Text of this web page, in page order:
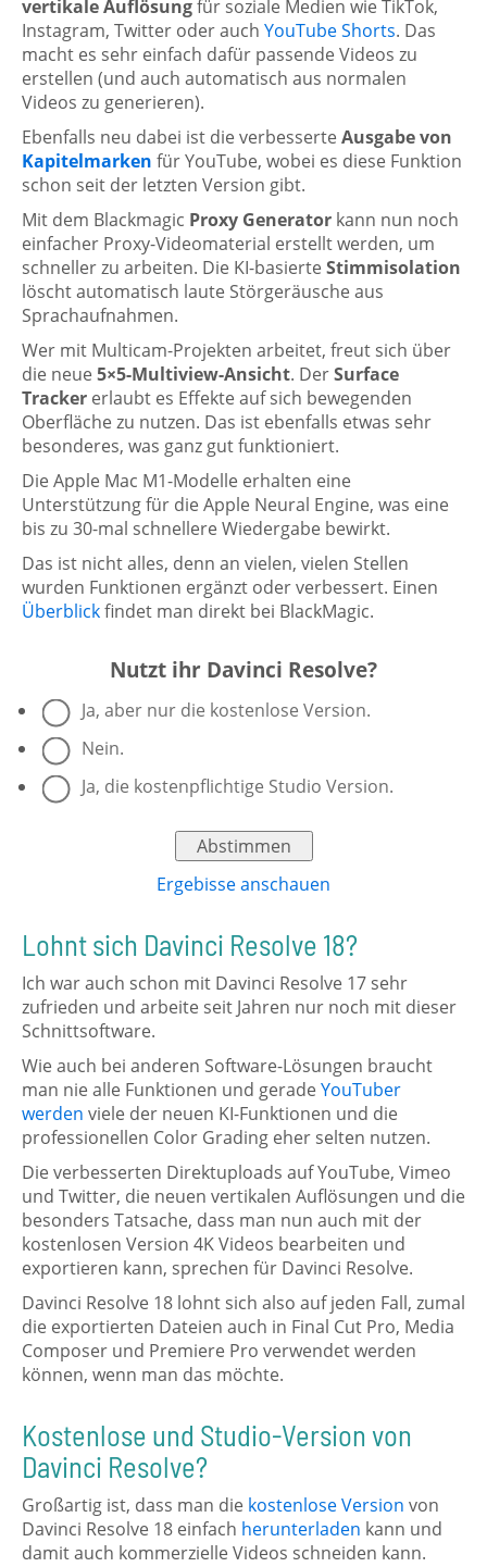
vertikale Auflösungfür soziale Medien wie TikTok,
Instagram, Twitter oder auch YouTube Shorts. Das
macht es sehr einfach dafür passende Videos zu
erstellen (und auch automatisch aus normalen
Videos zu generieren).
Ebenfalls neu dabei ist die verbesserte Ausgabe von
Kapitelmarken für YouTube, wobei es diese Funktion
schon seit der letzten Version gibt.
Mit dem Blackmagic Proxy Generator kann nun noch
einfacher Proxy-Videomaterial erstellt werden, um
schneller zu arbeiten. Die KI-basierte Stimmisolation
löscht automatisch laute Störgeräusche aus
Sprachaufnahmen.
Wer mit Multicam-Projekten arbeitet, freut sich über
die neue 5×5-Multiview-Ansicht. DerSurface
Tracker erlaubt es Effekte auf sich bewegenden
Oberfläche zu nutzen. Das ist ebenfalls etwas sehr
besonderes, was ganz gut funktioniert.
Die Apple Mac M1-Modelle erhalten eine
Unterstützung für die Apple Neural Engine, was eine
bis zu 30-mal schnellere Wiedergabe bewirkt.
Das ist nicht alles, denn an vielen, vielen Stellen
wurden Funktionen ergänzt oder verbessert. Einen
Überblickfindet man direkt bei BlackMagic.
Nutzt ihr Davinci Resolve?
Ja, aber nur die kostenlose Version.
Nein.
Ja, die kostenpflichtige Studio Version.
Ergebisse anschauen
Lohnt sich Davinci Resolve 18?
Ich war auch schon mit Davinci Resolve 17 sehr
zufrieden und arbeite seit Jahren nur noch mit dieser
Schnittsoftware.
Wie auch bei anderen Software-Lösungen braucht
man nie alle Funktionen und gerade YouTuber
werden viele der neuen KI-Funktionen und die
professionellen Color Grading eher selten nutzen.
Die verbesserten Direktuploads auf YouTube, Vimeo
und Twitter, die neuen vertikalen Auflösungen und die
besonders Tatsache, dass man nun auch mit der
kostenlosen Version 4K Videos bearbeiten und
exportieren kann, sprechen für Davinci Resolve.
Davinci Resolve 18 lohnt sich also auf jeden Fall, zumal
die exportierten Dateien auch in Final Cut Pro, Media
Composer und Premiere Pro verwendet werden
können, wenn man das möchte.
Kostenlose und Studio-Version von
Davinci Resolve?
Großartig ist, dass man die kostenlose Version von
Davinci Resolve 18 einfach herunterladen kann und
damit auch kommerzielle Videos schneiden kann.